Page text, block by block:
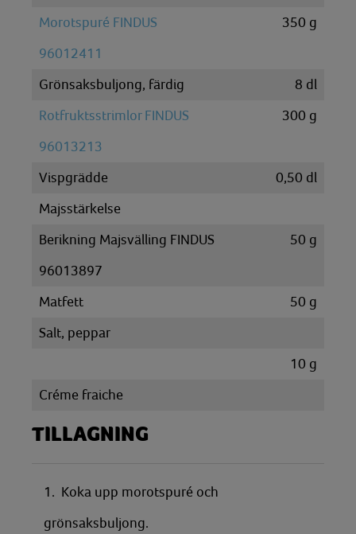
Morotspuré FINDUS
96012411
350 g
Grönsaksbuljong, färdig 8 dl
Rotfruktsstrimlor FINDUS
96013213
300 g
Vispgrädde 0,50 dl
Majsstärkelse
Berikning Majsvälling FINDUS
96013897
50 g
Matfett 50 g
Salt, peppar
10 g
Créme fraiche
TILLAGNING
1. Koka upp morotspuré och
grönsaksbuljong.